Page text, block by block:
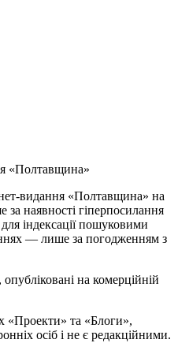
«Полтавщина»
видання «Полтавщина» на
за наявності гіперпосилання
індексації пошуковими
— лише за погодженням з
, опубліковані на комерційній
«Проекти» та «Блоги»,
осіб і не є редакційними.